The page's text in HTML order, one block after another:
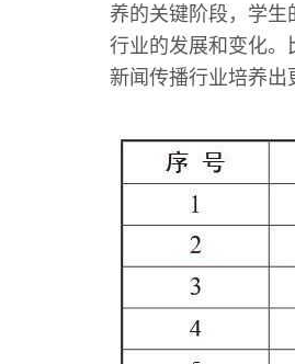
养的关键阶段，学
行业的发展和变化。
新闻传播行业培养出